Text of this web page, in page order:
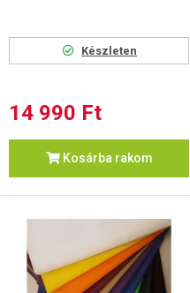
Készleten
14 990 Ft
Kosárba rakom